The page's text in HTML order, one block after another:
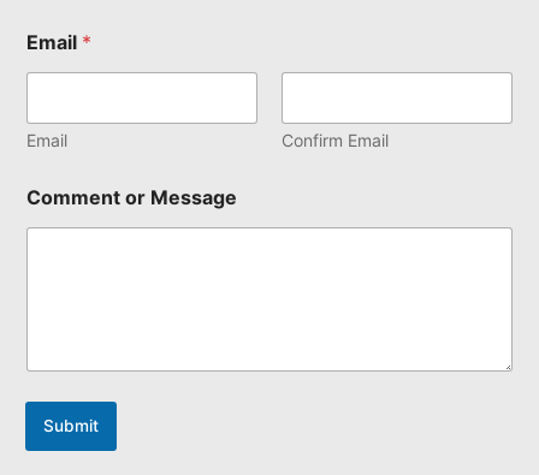
Email *
Email Confirm Email
Comment or Message
Submit